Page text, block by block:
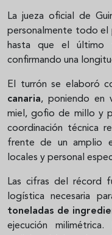
La jueza oficial de
personalmente todo el
hasta que el último
confirmando una
El turrón se elaboró
canaria, poniendo en
miel, gofio de millo y
coordinación técnica
frente de un amplio
locales y personal
Las cifras del récord
logística necesaria
toneladas de
ejecución